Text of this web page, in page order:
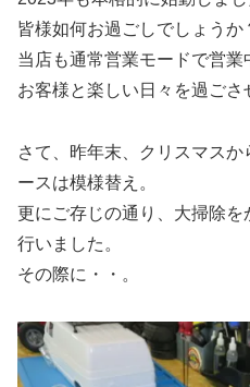
皆様如何お過ごしでしょうか
当店も通常営業モードで営業
お客様と楽しい日々を過ごさ
さて、昨年末、クリスマス
ースは模様替え。
更にご存じの通り、大掃除
行いました。
その際に・・。